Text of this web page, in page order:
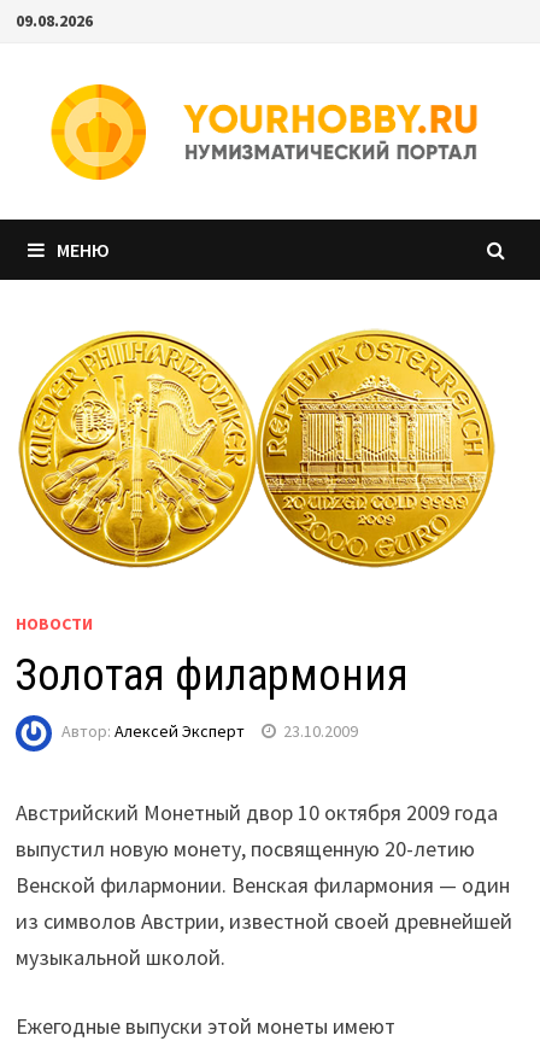
Перейти
содержимому
09.08.2026
МЕНЮ
НОВОСТИ
Золотая филармония
Автор: Алексей Эксперт 23.10.2009
Австрийский Монетный двор 10 октября 2009 года
выпустил новую монету, посвященную 20-летию
Венской филармонии. Венская филармония — один
из символов Австрии, известной своей древнейшей
музыкальной школой.
Ежегодные выпуски этой монеты имеют